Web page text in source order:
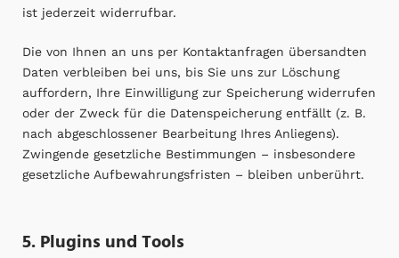
ist jederzeit widerrufbar.
Die von Ihnen an uns per Kontaktanfragen übersandten
Daten verbleiben bei uns, bis Sie uns zur Löschung
auffordern, Ihre Einwilligung zur Speicherung widerrufen
oder der Zweck für die Datenspeicherung entfällt (z. B.
nach abgeschlossener Bearbeitung Ihres Anliegens).
Zwingende gesetzliche Bestimmungen – insbesondere
gesetzliche Aufbewahrungsfristen – bleiben unberührt.
5. Plugins und Tools